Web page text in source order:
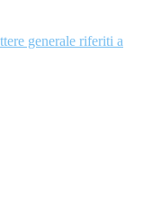
generale riferiti a